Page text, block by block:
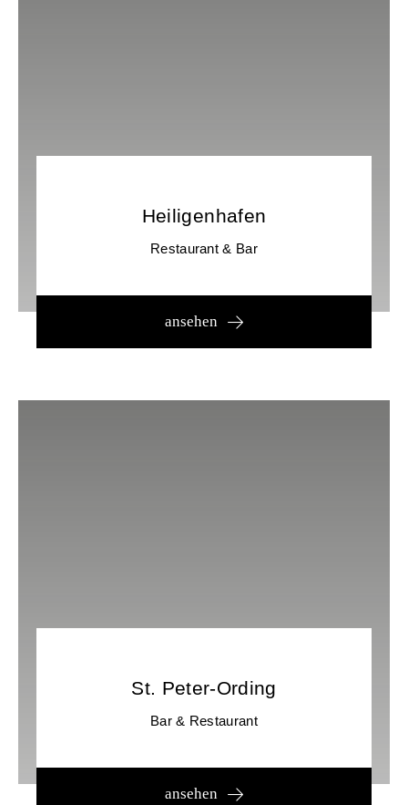
Heiligenhafen
Restaurant & Bar
ansehen
St. Peter-Ording
Bar & Restaurant
ansehen